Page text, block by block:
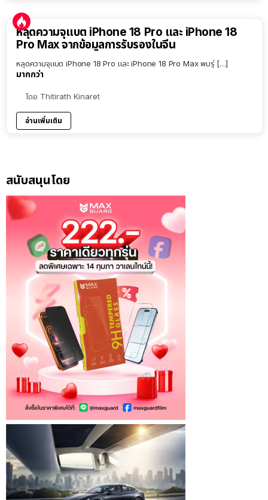
หลุดความจุแบต iPhone 18 Pro และ iPhone 18
Pro Max จากข้อมูลการรับรองในจีน
หลุดความจุแบต iPhone 18 Pro และ iPhone 18 Pro Max พบรุ่ […]
มากกว่า
โดย Thitirath Kinaret
อ่านเพิ่มเติม
สนับสนุนโดย